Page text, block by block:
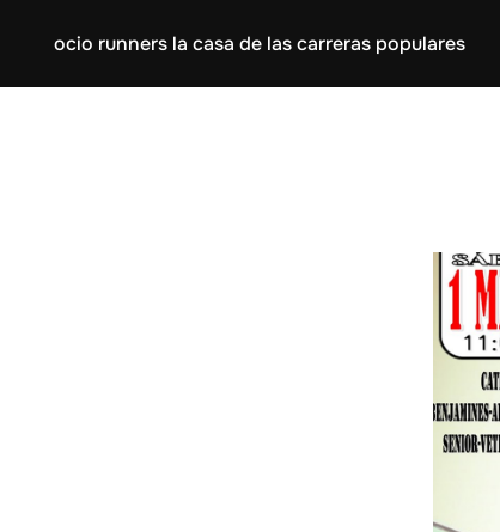
ocio runners la casa de las carreras populares